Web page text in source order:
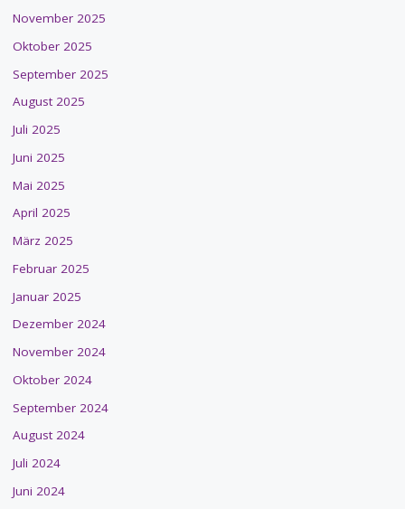
November 2025
Oktober 2025
September 2025
August 2025
Juli 2025
Juni 2025
Mai 2025
April 2025
März 2025
Februar 2025
Januar 2025
Dezember 2024
November 2024
Oktober 2024
September 2024
August 2024
Juli 2024
Juni 2024